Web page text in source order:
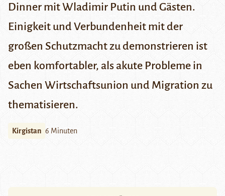
Dinner mit Wladimir Putin und Gästen.
Einigkeit und Verbundenheit mit der
großen Schutzmacht zu demonstrieren ist
eben komfortabler, als akute Probleme in
Sachen Wirtschaftsunion und Migration zu
thematisieren.
Kirgistan 6 Minuten